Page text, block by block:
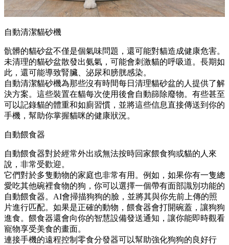
自動清潔貓砂機
骯髒的貓砂盆不僅是個氣味問題，還可能對貓造成健康危害。
未清理的貓砂盆散發出氨氣，可能會刺激貓的呼吸道。長期如
此，還可能導致腎臟、泌尿和膀胱感染。
自動清潔貓砂機為那些沒有時間每日清理貓砂盆的人提供了解
決方案。這些裝置在貓每次使用後會自動篩除廢物。有些甚至
可以記錄貓的體重和如廁習慣，並將這些信息直接傳送到你的
手機，幫助你掌握貓咪的健康狀況。
自動餵食器
自動餵食器對於經常外出或無法按時回家餵食狗或貓的人來
說，非常受歡迎。
它們對於多隻動物的家庭也非常有用。例如，如果你有一隻總
愛吃其他碗裡食物的狗，你可以選擇一個帶有面部識別功能的
自動餵食器。AI會掃描狗狗的臉，並將其與你先前上傳的照
片進行匹配。如果是正確的動物，餵食器會打開碗蓋，讓狗狗
進食。餵食器還會向你的智慧設備發送通知，讓你能即時觀看
寵物享受美食的畫面。
連接手機的遠程控制零食分發器可以幫助強化狗狗的良好行